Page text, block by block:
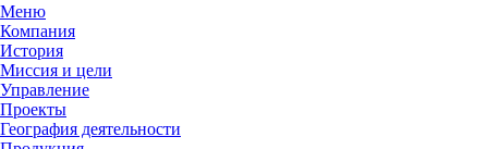
Меню
Компания
История
Миссия и цели
Управление
Проекты
География деятельности